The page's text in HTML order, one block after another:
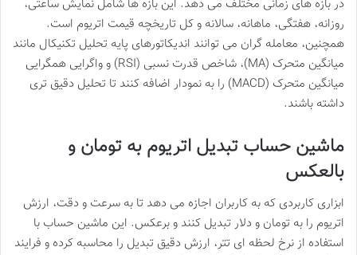
در بازه های زمانی مختلف می دهد. این بازه ها شامل نمایش ساعتی،
روزانه، هفتگی، ماهانه، سالانه و کل تاریخچه قیمت اتریوم است.
همچنین، معامله گران می توانند اندیکاتورهای پایه تحلیل تکنیکال مانند
میانگین متحرک (MA)، شاخص قدرت نسبی (RSI) و واگرایی همگرایی
میانگین متحرک (MACD) را به نمودار اضافه کنند تا تحلیل دقیق تری
داشته باشند.
ماشین حساب تبدیل اتریوم به تومان و
بالعکس
ابزاری کاربردی که به کاربران اجازه می دهد تا به سرعت و دقت، ارزش
اتریوم را به تومان و دلار تبدیل کنند و برعکس. این ماشین حساب با
استفاده از نرخ لحظه ای تتر، ارزش دقیق تبدیل را محاسبه کرده و فرایند